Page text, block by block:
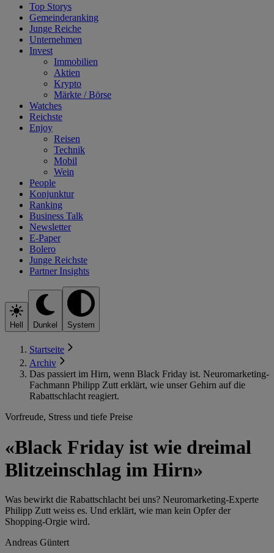
Top Storys
Gemeinderanking
Junge Reiche
Unternehmen
Invest
Immobilien
Aktien
Krypto
Märkte / Börse
Watches
Reichste
Enjoy
Reisen
Technik
Mobil
Wein
People
Konjunktur
Ranking
Business Talk
Newsletter
E-Paper
Bolero
Junge Reichste
Partner Insights
Hell Dunkel System
Startseite
Archiv
Das passiert im Hirn, wenn Black Friday ist. Neuromarketing-
Fachmann Philipp Zutt erklärt, wie unser Gehirn auf die
Rabattschlacht reagiert.
Vorfreude, Stress und tiefe Preise
«Black Friday ist wie dreimal
Blitzeinschlag im Hirn»
Was bewirkt die Rabattschlacht bei uns? Neuromarketing-Experte
Philipp Zutt weiss es. Und erklärt, wie man kein Opfer der
Shopping-Orgie wird.
Andreas Güntert